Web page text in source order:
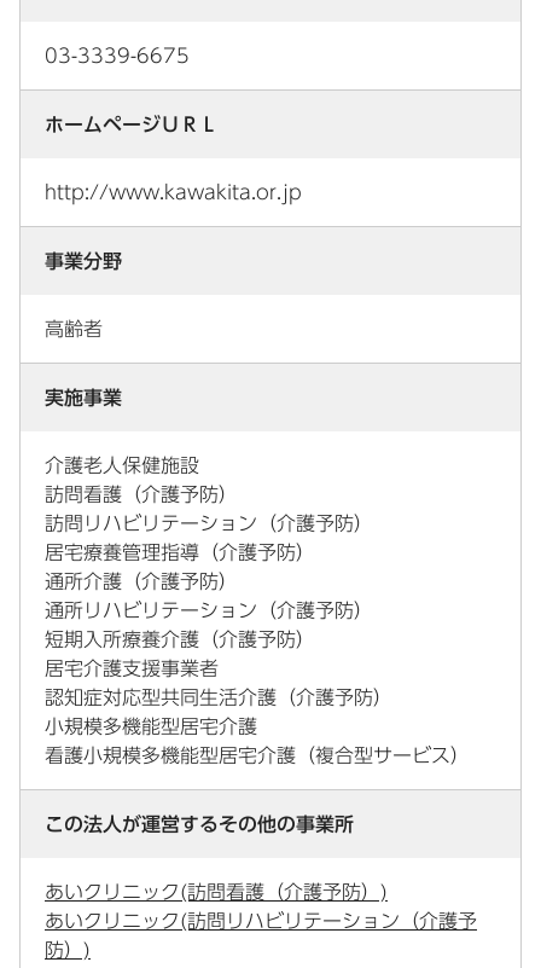
03-3339-6675
ホームページＵＲＬ
http://www.kawakita.or.jp
事業分野
高齢者
実施事業
介護老人保健施設
訪問看護（介護予防）
訪問リハビリテーション（介護予防）
居宅療養管理指導（介護予防）
通所介護（介護予防）
通所リハビリテーション（介護予防）
短期入所療養介護（介護予防）
居宅介護支援事業者
認知症対応型共同生活介護（介護予防）
小規模多機能型居宅介護
看護小規模多機能型居宅介護（複合型サービス）
この法人が運営するその他の事業所
あいクリニック(訪問看護（介護予防）)
あいクリニック(訪問リハビリテーション（介護予
防）)